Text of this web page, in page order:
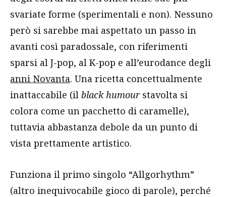
svariate forme (sperimentali e non). Nessuno
però si sarebbe mai aspettato un passo in
avanti così paradossale, con riferimenti
sparsi al J-pop, al K-pop e all’eurodance degli
anni Novanta. Una ricetta concettualmente
inattaccabile (il black humourstavolta si
colora come un pacchetto di caramelle),
tuttavia abbastanza debole da un punto di
vista prettamente artistico.
Funziona il primo singolo “Allgorhythm”
(altro inequivocabile gioco di parole), perché